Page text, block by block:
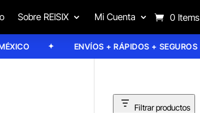
Sobre REISIX Mi Cuenta 0 Items
ENVÍOS + RÁPIDOS + SEGUROS
Filtrar productos